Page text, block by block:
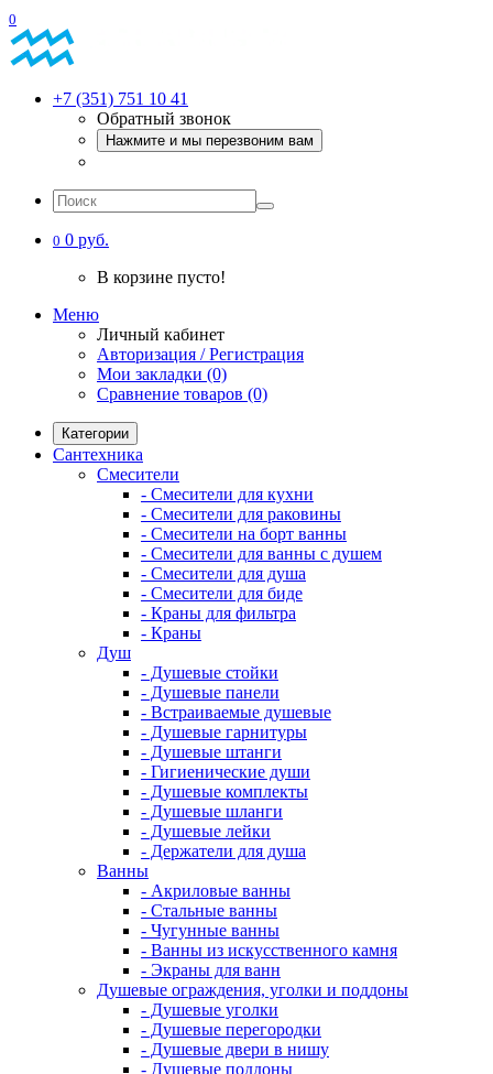
0
+7 (351) 751 10 41
Обратный звонок
Нажмите и мы перезвоним вам
0 0 руб.
В корзине пусто!
Меню
Личный кабинет
Авторизация / Регистрация
Мои закладки (0)
Сравнение товаров (0)
Категории
Сантехника
Смесители
- Смесители для кухни
- Смесители для раковины
- Смесители на борт ванны
- Смесители для ванны с душем
- Смесители для душа
- Смесители для биде
- Краны для фильтра
- Краны
Душ
- Душевые стойки
- Душевые панели
- Встраиваемые душевые
- Душевые гарнитуры
- Душевые штанги
- Гигиенические души
- Душевые комплекты
- Душевые шланги
- Душевые лейки
- Держатели для душа
Ванны
- Акриловые ванны
- Стальные ванны
- Чугунные ванны
- Ванны из искусственного камня
- Экраны для ванн
Душевые ограждения, уголки и поддоны
- Душевые уголки
- Душевые перегородки
- Душевые двери в нишу
- Душевые поддоны